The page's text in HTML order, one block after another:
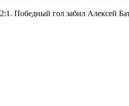
Победный гол забил Алексей